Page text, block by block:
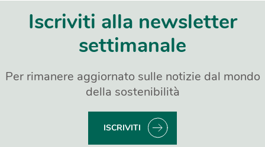
Iscriviti alla newsletter
settimanale
Per rimanere aggiornato sulle notizie dal mondo
della sostenibilità
ISCRIVITI